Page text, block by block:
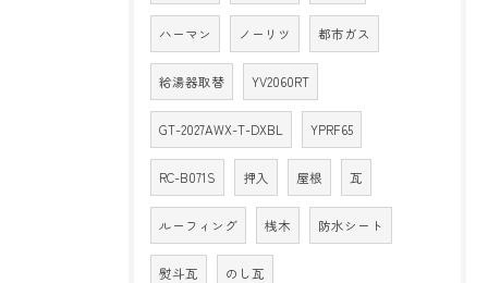
ハーマン ノーリツ 都市ガス
給湯器取替 YV2060RT
GT-2027AWX-T-DXBL YPRF65
RC-B071S 押入 屋根 瓦
ルーフィング 桟木 防水シート
熨斗瓦 のし瓦